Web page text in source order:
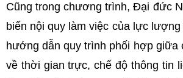
Cũng trong chương trình, Đại đức
biến nội quy làm việc của lực
hướng dẫn quy trình phối hợp giữa
về thời gian trực, chế độ thông tin